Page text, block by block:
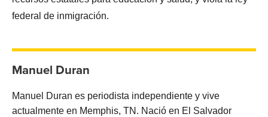
federal de inmigración.
Manuel Duran
Manuel Duran es periodista independiente y vive
actualmente en Memphis, TN. Nació en El Salvador